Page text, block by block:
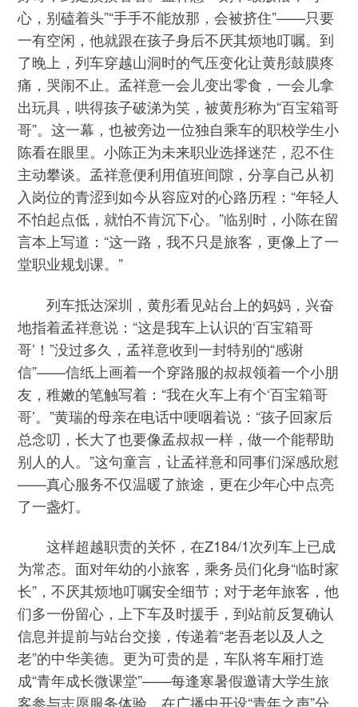
心，别磕着头”“手手不能放那，会被挤住”——只要
一有空闲，他就跟在孩子身后不厌其烦地叮嘱。到
了晚上，列车穿越山洞时的气压变化让黄彤鼓膜疼
痛，哭闹不止。孟祥意一会儿变出零食，一会儿拿
出玩具，哄得孩子破涕为笑，被黄彤称为“百宝箱哥
哥”。这一幕，也被旁边一位独自乘车的职校学生小
陈看在眼里。小陈正为未来职业选择迷茫，忍不住
主动攀谈。孟祥意便利用值班间隙，分享自己从初
入岗位的青涩到如今从容应对的心路历程：“年轻人
不怕起点低，就怕不肯沉下心。”临别时，小陈在留
言本上写道：“这一路，我不只是旅客，更像上了一
堂职业规划课。”
列车抵达深圳，黄彤看见站台上的妈妈，兴奋
地指着孟祥意说：“这是我车上认识的‘百宝箱哥
哥’！”没过多久，孟祥意收到一封特别的“感谢
信”——信纸上画着一个穿路服的叔叔领着一个小朋
友，稚嫩的笔触写着：“我在火车上有个‘百宝箱哥
哥’。”黄瑞的母亲在电话中哽咽着说：“孩子回家后
总念叨，长大了也要像孟叔叔一样，做一个能帮助
别人的人。”这句童言，让孟祥意和同事们深感欣慰
——真心服务不仅温暖了旅途，更在少年心中点亮
了一盏灯。
这样超越职责的关怀，在Z184/1次列车上已成
为常态。面对年幼的小旅客，乘务员们化身“临时家
长”，不厌其烦地叮嘱安全细节；对于老年旅客，他
们多一份留心，上下车及时援手，到站前反复确认
信息并提前与站台交接，传递着“老吾老以及人之
老”的中华美德。更为可贵的是，车队将车厢打造
成“青年成长微课堂”——每逢寒暑假邀请大学生旅
客参与志愿服务体验，在广播中开设“青年之声”分